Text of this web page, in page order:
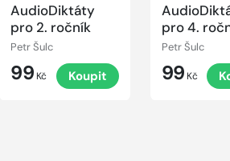
AudioDiktáty
pro 2. ročník
Petr Šulc
99 Kč Koupit
pro 4.
Petr Šulc
99 Kč